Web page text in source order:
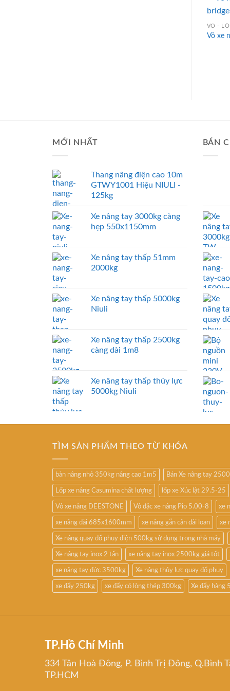
VỎ -
Vỏ xe
MỚI NHẤT
Thang nâng điện cao 10m
GTWY1001 Hiệu NIULI -
125kg
Xe nâng tay 3000kg càng
hẹp 550x1150mm
Xe nâng tay thấp 51mm
2000kg
Xe nâng tay thấp 5000kg
Niuli
Xe nâng tay thấp 2500kg
càng dài 1m8
Xe nâng tay thấp thủy lực
5000kg Niuli
BÁN
TÌM SẢN PHẨM THEO TỪ KHÓA
bàn nâng nhỏ 350kg nâng cao 1m5 Bán Xe nâng tay
Lốp xe nâng Casumina chất lượng lốp xe Xúc lật 29.5-25
Vỏ xe nâng DEESTONE Vỏ đặc xe nâng Pio 5.00-8 xe
xe nâng dài 685x1600mm xe nâng gắn cân đài loan xe
Xe nâng quay đổ phuy điện 500kg sử dụng trong nhà máy
Xe nâng tay inox 2 tấn xe nâng tay inox 2500kg giá tốt
xe nâng tay đức 3500kg Xe nâng thủy lực quay đổ phuy
xe đẩy 250kg xe đẩy có lòng thép 300kg Xe đẩy hàng
TP.Hồ Chí Minh
334 Tân Hoà Đông, P. Bình Trị Đông, Q.Bình
TP.HCM